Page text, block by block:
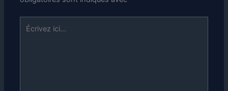
Écrivez
ici…